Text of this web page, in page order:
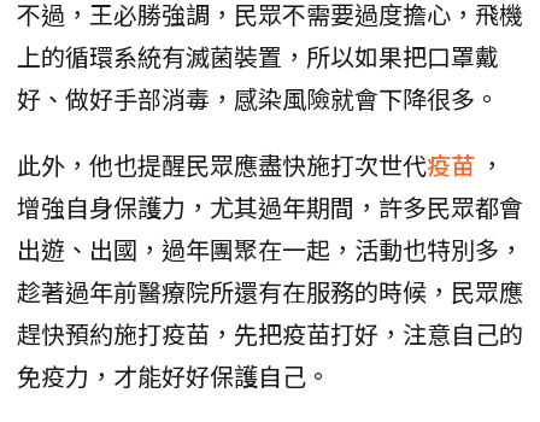
不過，王必勝強調，民眾不需要過度擔心，飛機
上的循環系統有滅菌裝置，所以如果把口罩戴
好、做好手部消毒，感染風險就會下降很多。
此外，他也提醒民眾應盡快施打次世代疫苗 ，
增強自身保護力，尤其過年期間，許多民眾都會
出遊、出國，過年團聚在一起，活動也特別多，
趁著過年前醫療院所還有在服務的時候，民眾應
趕快預約施打疫苗，先把疫苗打好，注意自己的
免疫力，才能好好保護自己。